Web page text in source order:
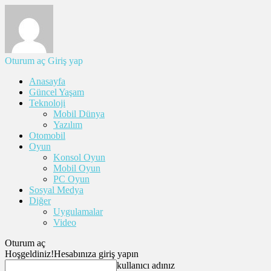
Oturum aç Giriş yap
Anasayfa
Güncel Yaşam
Teknoloji
Mobil Dünya
Yazılım
Otomobil
Oyun
Konsol Oyun
Mobil Oyun
PC Oyun
Sosyal Medya
Diğer
Uygulamalar
Video
Oturum aç
Hoşgeldiniz!Hesabınıza giriş yapın
kullanıcı adınız